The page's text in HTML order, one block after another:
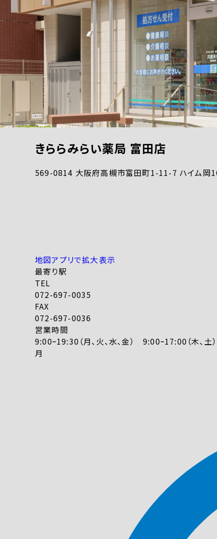
きららみらい薬局 富田店
569-0814 大阪府高槻市富田町1-11-7 ハイム岡
地図アプリで拡大表示
最寄り駅
TEL
072-697-0035
FAX
072-697-0036
営業時間
9:00ｰ19:30（月、火、水、金） 9:00ｰ17:00（木、
月